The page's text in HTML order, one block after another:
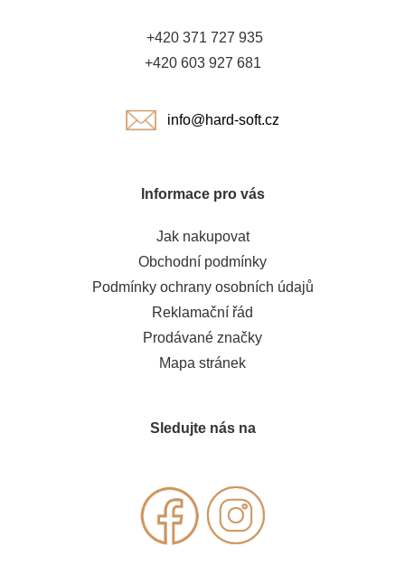
+420 371 727 935
+420 603 927 681
info@hard-soft.cz
Informace pro vás
Jak nakupovat
Obchodní podmínky
Podmínky ochrany osobních údajů
Reklamační řád
Prodávané značky
Mapa stránek
Sledujte nás na